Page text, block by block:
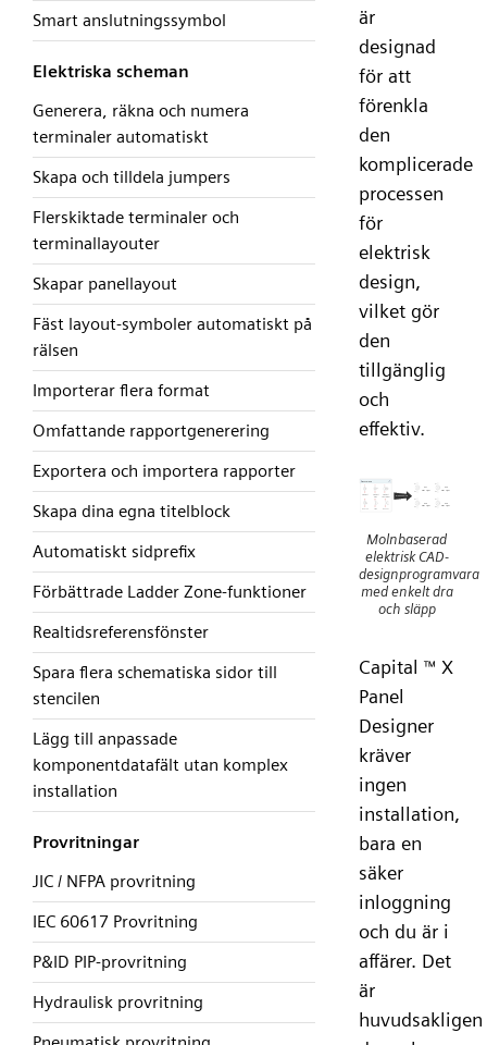
Smart anslutningssymbol
Elektriska scheman
Generera, räkna och numera
terminaler automatiskt
Skapa och tilldela jumpers
Flerskiktade terminaler och
terminallayouter
Skapar panellayout
Fäst layout-symboler automatiskt på
rälsen
Importerar flera format
Omfattande rapportgenerering
Exportera och importera rapporter
Skapa dina egna titelblock
Automatiskt sidprefix
Förbättrade Ladder Zone-funktioner
Realtidsreferensfönster
Spara flera schematiska sidor till
stencilen
Lägg till anpassade
komponentdatafält utan komplex
installation
Provritningar
JIC / NFPA provritning
IEC 60617 Provritning
P&ID PIP-provritning
Hydraulisk provritning
är
designad
för att
förenkla
den
komplicerade
processen
för
elektrisk
design,
vilket gör
den
tillgänglig
och
effektiv.
Molnbaserad
elektrisk CAD-
designprogramvara
med enkelt dra
och släpp
Capital ™ X
Panel
Designer
kräver
ingen
installation,
bara en
säker
inloggning
och du är i
affärer. Det
är
huvudsakligen